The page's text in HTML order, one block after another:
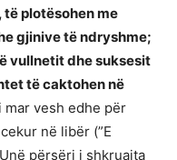
të plotësohen me
gjinive të ndryshme;
vullnetit dhe suksesit
të caktohen në
mar vesh edhe për
në libër (”E
përsëri i shkruajta